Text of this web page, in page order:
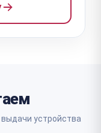
устройства